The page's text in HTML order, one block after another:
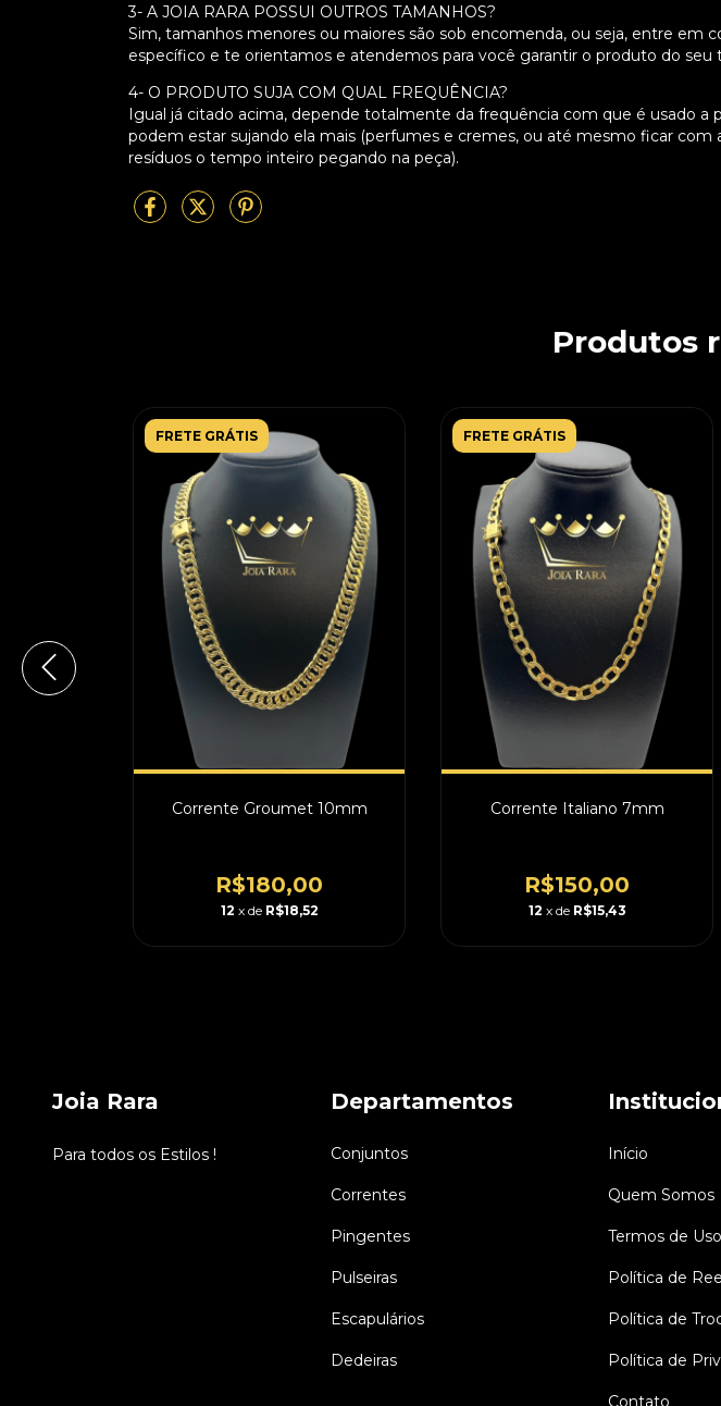
3- A JOIA RARA POSSUI OUTROS TAMANHOS?
Sim, tamanhos menores ou maiores são sob encomenda, ou seja, entre em
específico e te orientamos e atendemos para você garantir o produto do seu
4- O PRODUTO SUJA COM QUAL FREQUÊNCIA?
Igual já citado acima, depende totalmente da frequência com que é usado a
podem estar sujando ela mais (perfumes e cremes, ou até mesmo ficar com
resíduos o tempo inteiro pegando na peça).
Produtos
FRETE GRÁTIS
Corrente Groumet 10mm
R$180,00
12 x de R$18,52
FRETE GRÁTIS
Corrente Italiano 7mm
R$150,00
12 x de R$15,43
Joia Rara
Para todos os Estilos !
Departamentos
Conjuntos
Correntes
Pingentes
Pulseiras
Escapulários
Dedeiras
Início
Quem Somos
Termos de Uso
Política de
Política de
Política de
Contato